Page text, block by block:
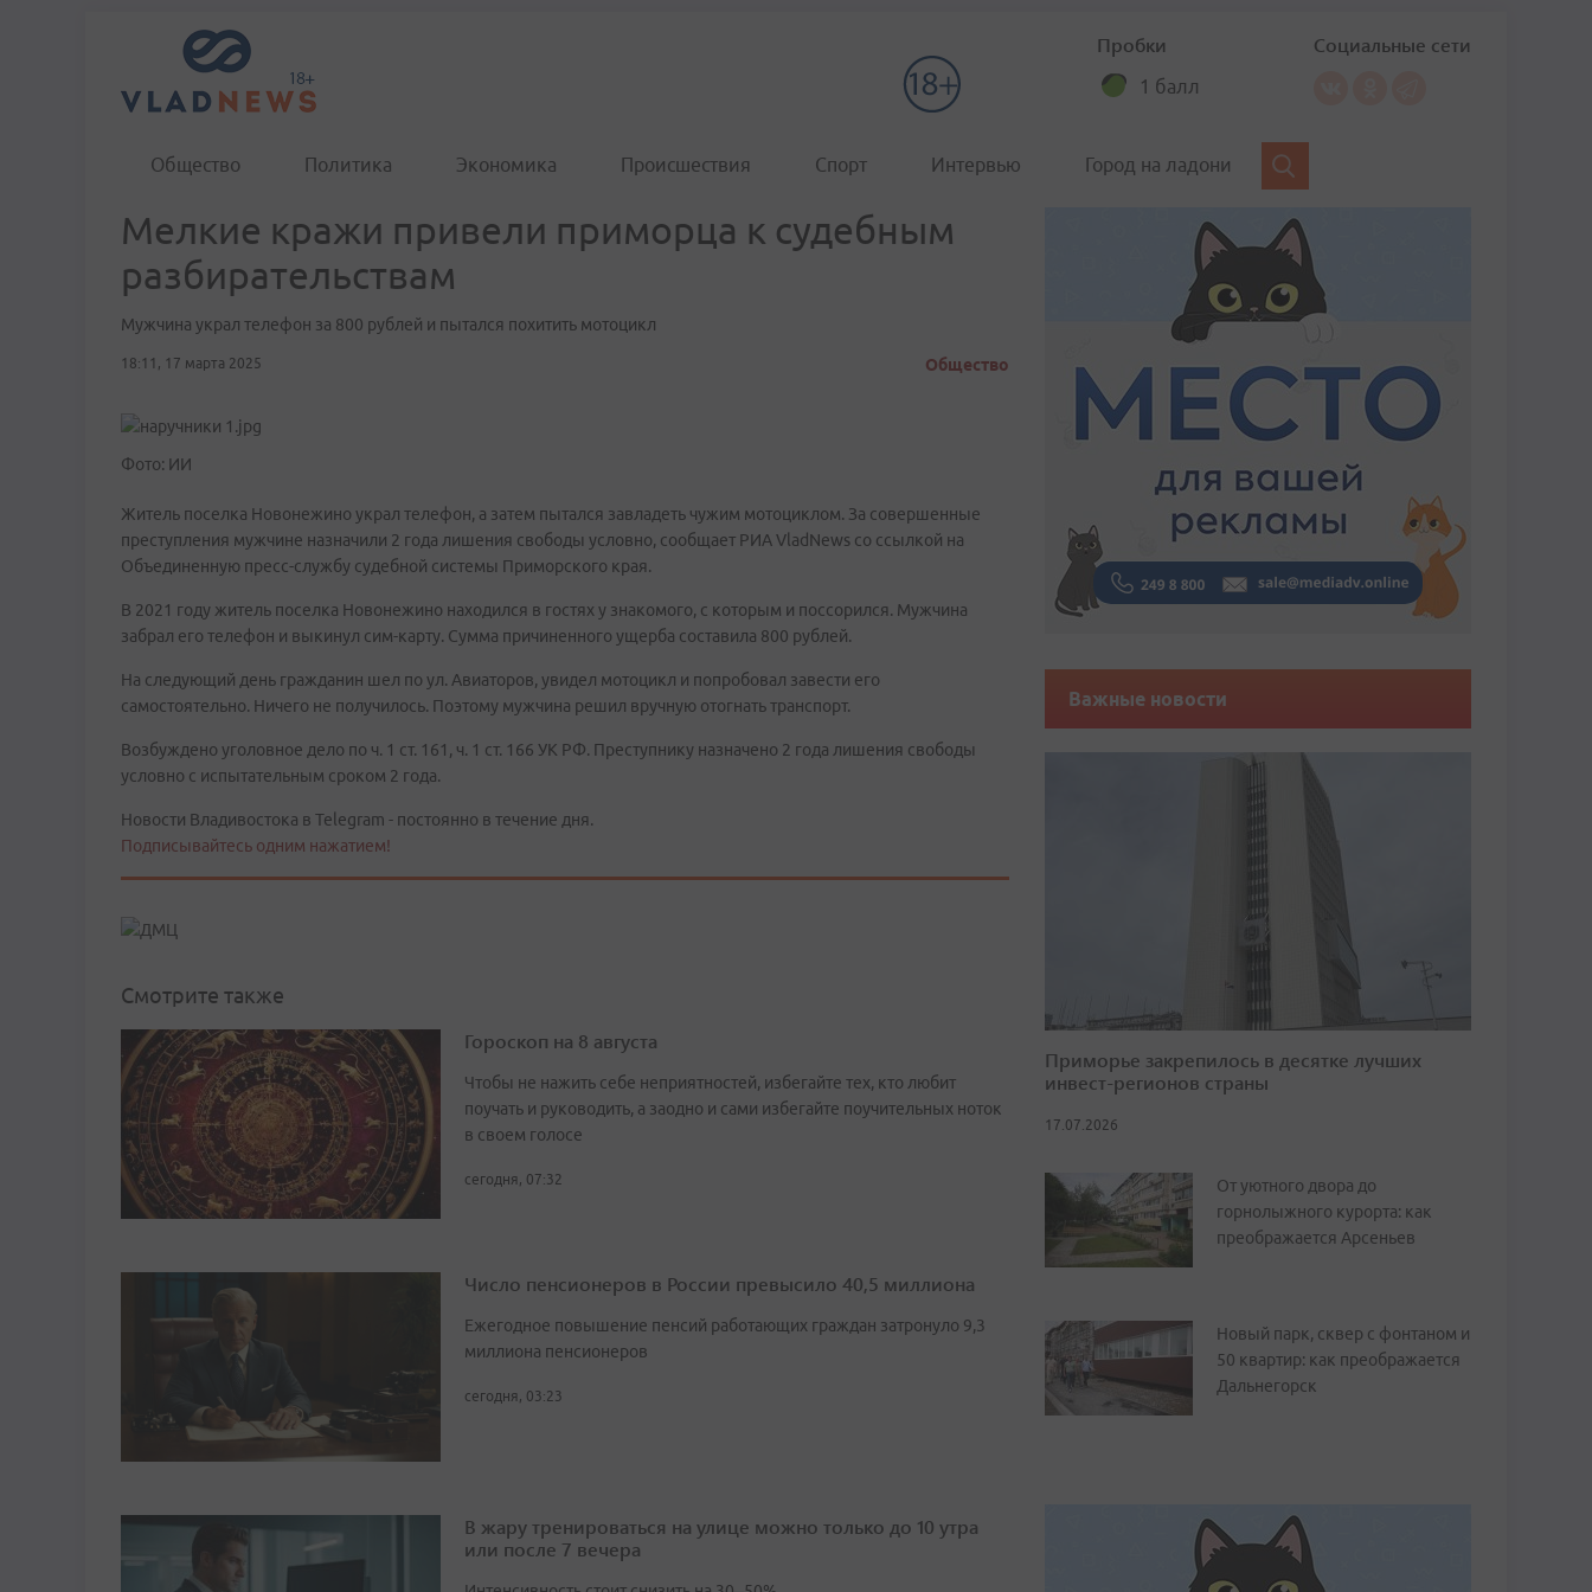
Пробки
1 балл
Социальные сети
Общество Политика Экономика Происшествия Спорт Интервью Город на ладони
Мелкие кражи привели приморца к судебным
разбирательствам
Мужчина украл телефон за 800 рублей и пытался похитить мотоцикл
18:11, 17 марта 2025 Общество
Фото: ИИ
Житель поселка Новонежино украл телефон, а затем пытался завладеть чужим мотоциклом. За совершенные
преступления мужчине назначили 2 года лишения свободы условно, сообщает РИА VladNews со ссылкой на
Объединенную пресс-службу судебной системы Приморского края.
В 2021 году житель поселка Новонежино находился в гостях у знакомого, с которым и поссорился. Мужчина
забрал его телефон и выкинул сим-карту. Сумма причиненного ущерба составила 800 рублей.
На следующий день гражданин шел по ул. Авиаторов, увидел мотоцикл и попробовал завести его
самостоятельно. Ничего не получилось. Поэтому мужчина решил вручную отогнать транспорт.
Возбуждено уголовное дело по ч. 1 ст. 161, ч. 1 ст. 166 УК РФ. Преступнику назначено 2 года лишения свободы
условно с испытательным сроком 2 года.
Новости Владивостока в Telegram - постоянно в течение дня.
Подписывайтесь одним нажатием!
Смотрите также
Гороскоп на 8 августа
Чтобы не нажить себе неприятностей, избегайте тех, кто любит
поучать и руководить, а заодно и сами избегайте поучительных ноток
в своем голосе
сегодня, 07:32
Число пенсионеров в России превысило 40,5 миллиона
Ежегодное повышение пенсий работающих граждан затронуло 9,3
миллиона пенсионеров
сегодня, 03:23
В жару тренироваться на улице можно только до 10 утра
или после 7 вечера
Важные новости
Приморье закрепилось в десятке лучших
инвест-регионов страны
17.07.2026
От уютного двора до
горнолыжного курорта: как
преображается Арсеньев
Новый парк, сквер с фонтаном и
50 квартир: как преображается
Дальнегорск